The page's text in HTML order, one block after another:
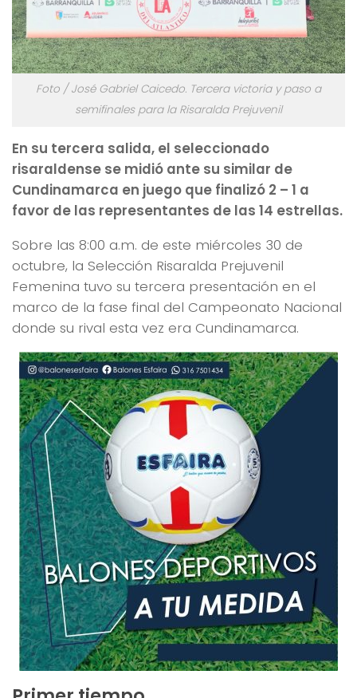
Foto / José Gabriel Caicedo. Tercera victoria y paso a
semifinales para la Risaralda Prejuvenil
En su tercera salida, el seleccionado
risaraldense se midió ante su similar de
Cundinamarca en juego que finalizó 2 – 1 a
favor de las representantes de las 14 estrellas.
Sobre las 8:00 a.m. de este miércoles 30 de
octubre, la Selección Risaralda Prejuvenil
Femenina tuvo su tercera presentación en el
marco de la fase final del Campeonato Nacional
donde su rival esta vez era Cundinamarca.